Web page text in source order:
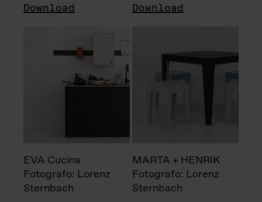
Download Download
EVA Cucina
Fotografo: Lorenz
Sternbach
MARTA + HENRIK
Fotografo: Lorenz
Sternbach